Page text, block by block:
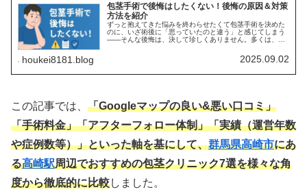
包茎手術で後悔はしたくない！後悔の原因＆対策
方法を紹介
ずっと抱えてきた悩みを終わらせたくて包茎手術を決めた
のに、いざ術後に「思っていたのと違う」と感じてしまう
——そんな後悔は、決して珍しくありません。多くは、術
houkei8181.blog 2025.09.02
この記事では、 「Googleマップの良い&悪い口コミ」
「手術料金」「アフターフォロー体制」「実績（運営年数
や症例数等）」といった軸を基にして、群馬県高崎市にあ
る高崎駅周辺でおすすめの包茎クリニック7選を様々な角
度から徹底的に比較しました。